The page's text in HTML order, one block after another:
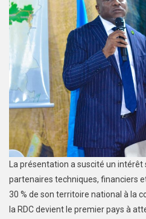
La présentation a suscité un
partenaires techniques, financiers
30 % de son territoire national à la
la RDC devient le premier pays à